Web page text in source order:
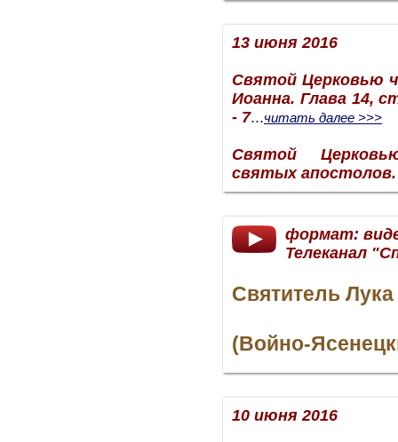
13 июня 2016
Святой Церковью
Иоанна. Глава 14,
- 7...читать далее >>>
Святой
святых апостолов.
формат:
Телеканал
Святитель
(Войно-
10 июня 2016